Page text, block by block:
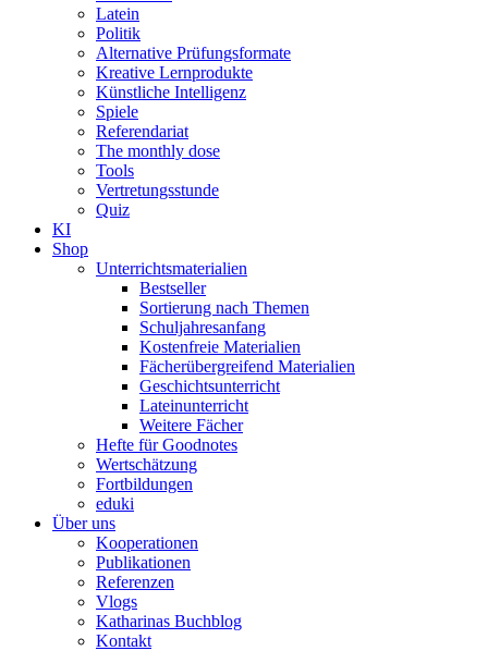
Latein
Politik
Alternative Prüfungsformate
Kreative Lernprodukte
Künstliche Intelligenz
Spiele
Referendariat
The monthly dose
Tools
Vertretungsstunde
Quiz
KI
Shop
Unterrichtsmaterialien
Bestseller
Sortierung nach Themen
Schuljahresanfang
Kostenfreie Materialien
Fächerübergreifend Materialien
Geschichtsunterricht
Lateinunterricht
Weitere Fächer
Hefte für Goodnotes
Wertschätzung
Fortbildungen
eduki
Über uns
Kooperationen
Publikationen
Referenzen
Vlogs
Katharinas Buchblog
Kontakt